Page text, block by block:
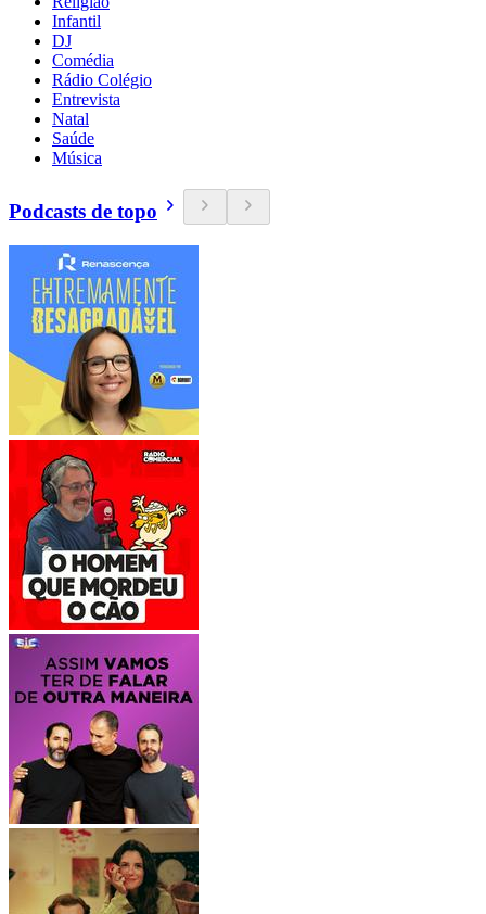
Infantil
DJ
Comédia
Rádio Colégio
Entrevista
Natal
Saúde
Música
Podcasts de topo